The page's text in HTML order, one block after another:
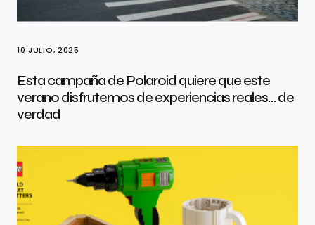
10 JULIO, 2025
Esta campaña de Polaroid quiere que este
verano disfrutemos de experiencias reales… de
verdad